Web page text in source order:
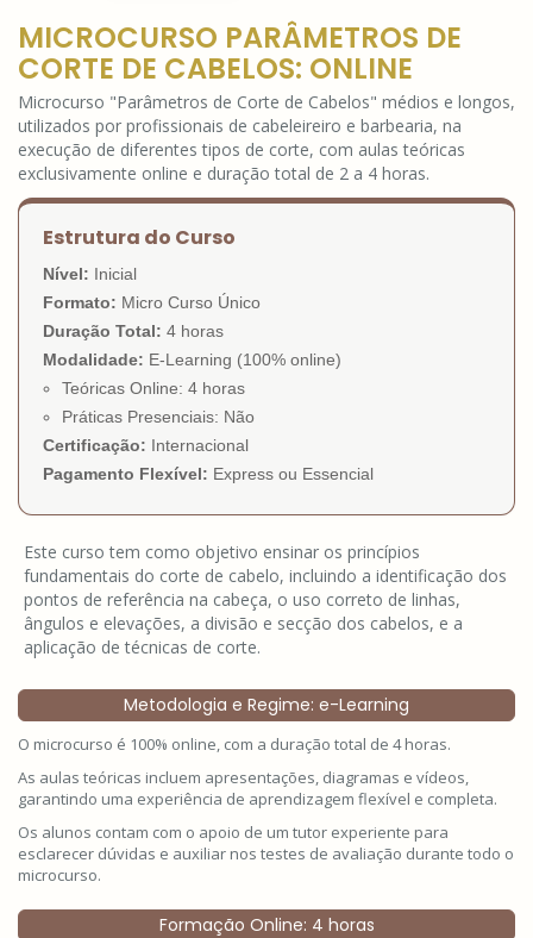
MICROCURSO PARÂMETROS DE
CORTE DE CABELOS: ONLINE
Microcurso "Parâmetros de Corte de Cabelos" médios e longos,
utilizados por profissionais de cabeleireiro e barbearia, na
execução de diferentes tipos de corte, com aulas teóricas
exclusivamente online e duração total de 2 a 4 horas.
Estrutura do Curso
Nível: Inicial
Formato: Micro Curso Único
Duração Total: 4 horas
Modalidade: E-Learning (100% online)
Teóricas Online: 4 horas
Práticas Presenciais: Não
Certificação: Internacional
Pagamento Flexível: Express ou Essencial
Este curso tem como objetivo ensinar os princípios
fundamentais do corte de cabelo, incluindo a identificação dos
pontos de referência na cabeça, o uso correto de linhas,
ângulos e elevações, a divisão e secção dos cabelos, e a
aplicação de técnicas de corte.
Metodologia e Regime: e-Learning
O microcurso é 100% online, com a duração total de 4 horas.
As aulas teóricas incluem apresentações, diagramas e vídeos,
garantindo uma experiência de aprendizagem flexível e completa.
Os alunos contam com o apoio de um tutor experiente para
esclarecer dúvidas e auxiliar nos testes de avaliação durante todo o
microcurso.
Formação Online: 4 horas